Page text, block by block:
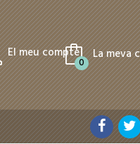
El meu compte La meva
0